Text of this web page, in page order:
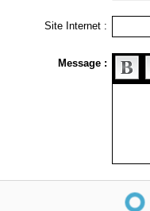
Site Internet :
Message :